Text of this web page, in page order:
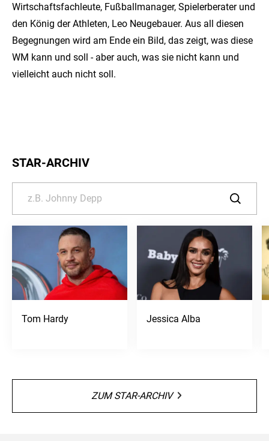
Wirtschaftsfachleute, Fußballmanager, Spielerberater und
den König der Athleten, Leo Neugebauer. Aus all diesen
Begegnungen wird am Ende ein Bild, das zeigt, was diese
WM kann und soll - aber auch, was sie nicht kann und
vielleicht auch nicht soll.
STAR-ARCHIV
Tom Hardy Jessica Alba
ZUM STAR-ARCHIV